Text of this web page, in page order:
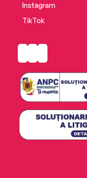
Instagram
TikTok